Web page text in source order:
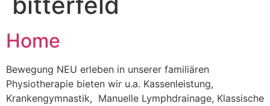
Home
Bewegung NEU erleben in unserer familiären
Physiotherapie bieten wir u.a. Kassenleistung,
Krankengymnastik, Manuelle Lymphdrainage, Klassische